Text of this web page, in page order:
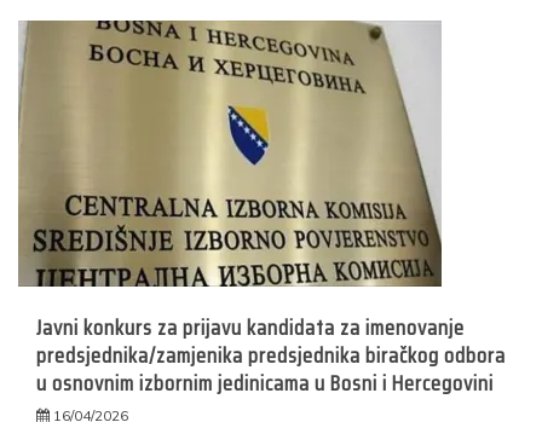
Javni konkurs za prijavu kandidata za imenovanje
predsjednika/zamjenika predsjednika biračkog odbora
u osnovnim izbornim jedinicama u Bosni i Hercegovini
16/04/2026